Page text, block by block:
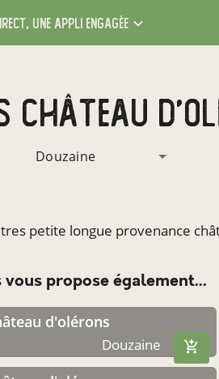
une appli engagée
château
Douzaine
petite longue provenance
vous propose également...
d'olérons
Douzaine